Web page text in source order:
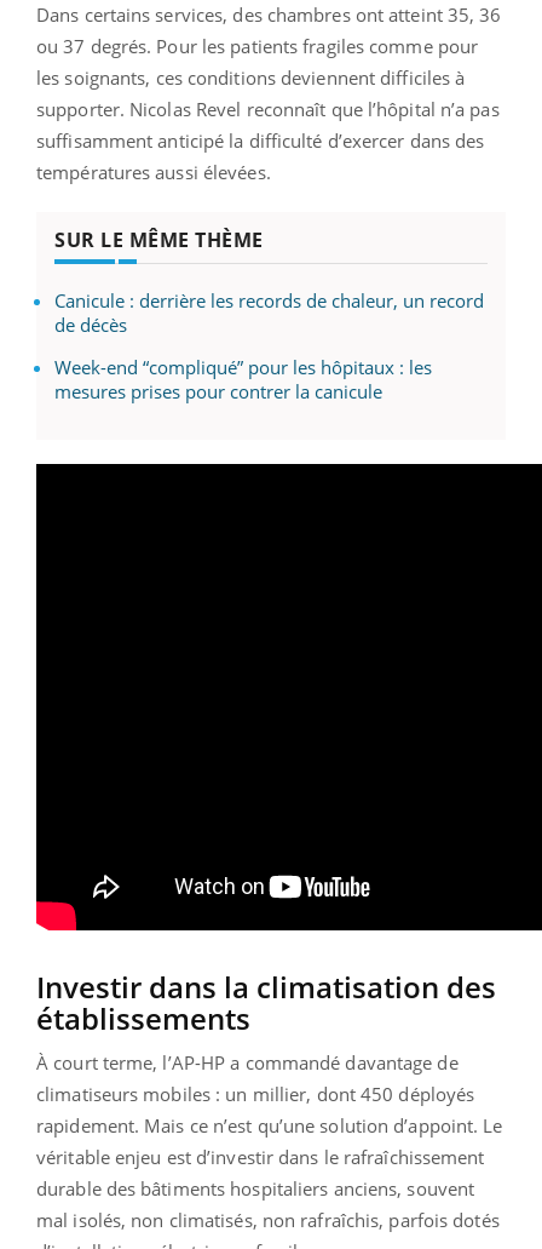
Dans certains services, des chambres ont atteint 35, 36
ou 37 degrés. Pour les patients fragiles comme pour
les soignants, ces conditions deviennent difficiles à
supporter. Nicolas Revel reconnaît que l’hôpital n’a pas
suffisamment anticipé la difficulté d’exercer dans des
températures aussi élevées.
SUR LE MÊME THÈME
Canicule : derrière les records de chaleur, un record
de décès
Week-end “compliqué” pour les hôpitaux : les
mesures prises pour contrer la canicule
Investir dans la climatisation des
établissements
À court terme, l’AP-HP a commandé davantage de
climatiseurs mobiles : un millier, dont 450 déployés
rapidement. Mais ce n’est qu’une solution d’appoint. Le
véritable enjeu est d’investir dans le rafraîchissement
durable des bâtiments hospitaliers anciens, souvent
mal isolés, non climatisés, non rafraîchis, parfois dotés